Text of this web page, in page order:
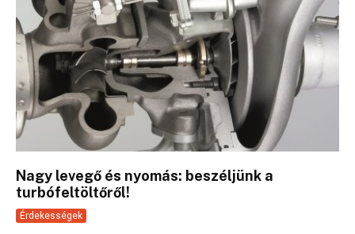
Nagy levegő és nyomás: beszéljünk a
turbófeltöltőről!
Érdekességek